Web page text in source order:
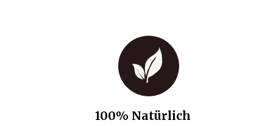
100% Natürlich